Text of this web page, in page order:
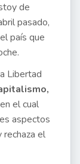
de
pasado,
país que
Libertad
el cual
aspectos
rechaza el